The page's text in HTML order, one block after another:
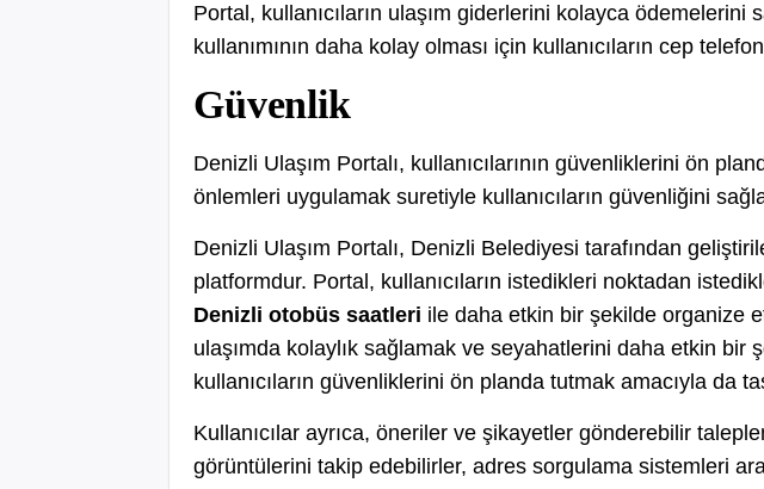
Portal, kullanıcıların ulaşım giderlerini kolayca
kullanımının daha kolay olması için kullanıcıların cep
Güvenlik
Denizli Ulaşım Portalı, kullanıcılarının güvenliklerini ön
önlemleri uygulamak suretiyle kullanıcıların güvenliğini
Denizli Ulaşım Portalı, Denizli Belediyesi tarafından
platformdur. Portal, kullanıcıların istedikleri noktadan
Denizli otobüs saatleri ile daha etkin bir şekilde organize
ulaşımda kolaylık sağlamak ve seyahatlerini daha etkin bir
kullanıcıların güvenliklerini ön planda tutmak amacıyla da
Kullanıcılar ayrıca, öneriler ve şikayetler gönderebilir
görüntülerini takip edebilirler, adres sorgulama sistemleri